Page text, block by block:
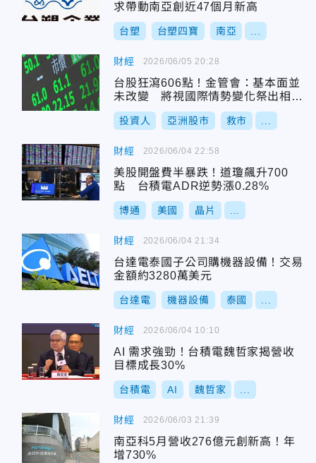
求帶動南亞創近47個月新高
台塑 台塑四寶 南亞
財經
台股狂瀉606點！金管會：基本面並
未改變 將視國際情勢變化祭出相應
措施
投資人 亞洲股市 救市
2026/06/05 20:28
財經
美股開盤費半暴跌！道瓊飆升700
點 台積電ADR逆勢漲0.28%
博通 美國 晶片
2026/06/04 22:58
財經
台達電泰國子公司購機器設備！交易
金額約3280萬美元
台達電 機器設備 泰國
2026/06/04 21:34
財經
AI 需求強勁！台積電魏哲家揭營收
目標成長30%
台積電 AI 魏哲家
2026/06/04 10:10
財經
南亞科5月營收276億元創新高！年
增730%
2026/06/03 21:39